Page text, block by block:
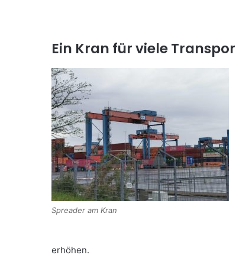
Ein Kran für viele
Spreader am Kran
erhöhen.